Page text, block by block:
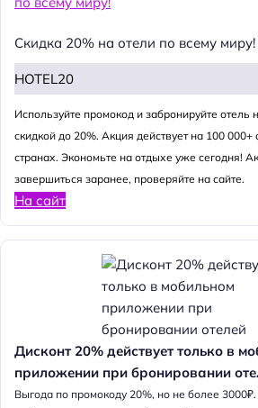
Скидка 20% на отели по всему миру!
HOTEL20
Используйте промокод и забронируйте отель
скидкой до 20%. Акция действует на 100 000+
странах. Экономьте на отдыхе уже сегодня!
завершиться заранее, проверяйте на сайте.
На сайт
Дисконт 20% действует только в
приложении при бронировании
Выгода по промокоду 20%, но не более 3000₽.